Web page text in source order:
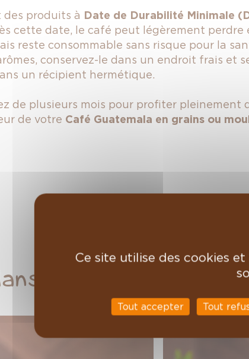
des produits à Date de Durabilité Minimale
cette date, le café peut légèrement perdre
reste consommable sans risque pour la
conservez-le dans un endroit frais et
un récipient hermétique.
de plusieurs mois pour profiter pleinement
de votre Café Guatemala en grains ou
la même catégorie
Ce site utilise des cookies
Tout accepter Tout